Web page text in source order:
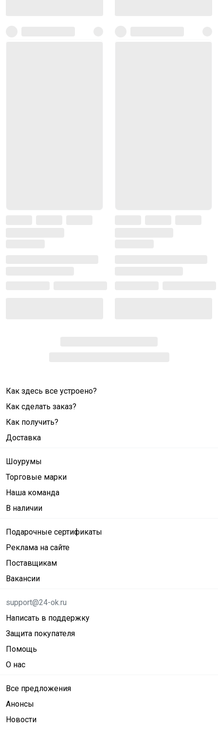
Как здесь все устроено?
Как сделать заказ?
Как получить?
Доставка
Шоурумы
Торговые марки
Наша команда
В наличии
Подарочные сертификаты
Реклама на сайте
Поставщикам
Вакансии
support@24-ok.ru
Написать в поддержку
Защита покупателя
Помощь
О нас
Все предложения
Анонсы
Новости